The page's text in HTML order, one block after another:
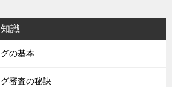
識
の基本
審査の秘訣